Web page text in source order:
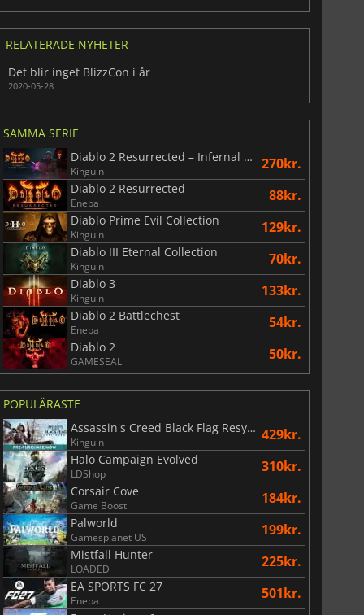
RELATERADE NYHETER
Det blir inget BlizzCon i år
2020-05-28
SAMMA SERIE
Diablo 2 Resurrected – Infernal Edition
Kinguin 270kr.
Diablo 2 Resurrected
Eneba 88kr.
Diablo Prime Evil Collection
Kinguin 129kr.
Diablo III Eternal Collection
Kinguin 70kr.
Diablo 3
Kinguin 133kr.
Diablo 2 Battlechest
Eneba 54kr.
Diablo 2
GAMESEAL 50kr.
POPULÄRASTE
Assassin's Creed Black Flag Resynced
Kinguin 429kr.
Halo Campaign Evolved
LDShop 310kr.
Corsair Cove
Game Boost 184kr.
Palworld
Gamesplanet US 199kr.
Mistfall Hunter
LOADED 225kr.
EA SPORTS FC 27
Eneba 501kr.